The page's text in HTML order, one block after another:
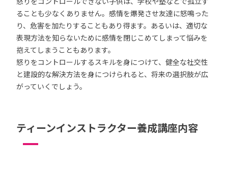
ることも少なくありません。感情を爆発させ友達に怒鳴った
り、危害を加たりすることもあり得ます。あるいは、適切な
表現方法を知らないために感情を閉じこめてしまって悩みを
抱えてしまうこともあります。
怒りをコントロールするスキルを身につけて、健全な社交性
と建設的な解決方法を身につけられると、将来の選択肢が広
がっていくでしょう。
ティーンインストラクター養成講座内容